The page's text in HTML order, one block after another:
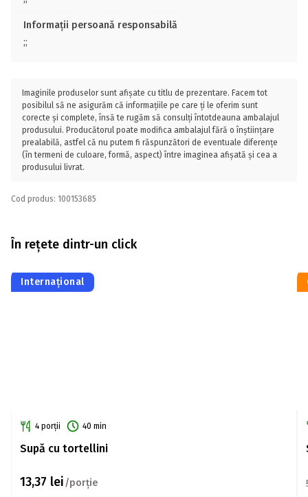
Informații persoană responsabilă
;;
Imaginile produselor sunt afișate cu titlu de prezentare. Facem tot
posibilul să ne asigurăm că informațiile pe care ți le oferim sunt
corecte și complete, însă te rugăm să consulți întotdeauna ambalajul
produsului. Producătorul poate modifica ambalajul fără o înștiințare
prealabilă, astfel că nu putem fi răspunzători de eventuale diferențe
(în termeni de culoare, formă, aspect) între imaginea afișată și cea a
produsului livrat.
Cod produs: 100153685
În rețete dintr-un click
Internațional
4 porții 40 min
Supă cu tortellini
13,37 lei/porție